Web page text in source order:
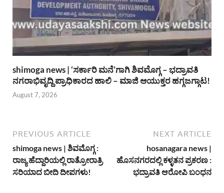
shimoga news | ‘ಸರ್ಕಾರಿ ಮನೆ’ಗಾಗಿ ಶಿವಮೊಗ್ಗ – ಭದ್ರಾವತಿ
ನಗರಾಭಿವೃದ್ದಿ ಪ್ರಾಧಿಕಾರದ ಹಾಲಿ – ಮಾಜಿ ಆಯುಕ್ತರ ಹಗ್ಗಜಗ್ಗಾಟ!
August 7, 2026
PREVIOUS ARTICLE
shimoga news | ಶಿವಮೊಗ್ಗ :
ರಾಜ್ಯ ಹೆದ್ದಾರಿಯಲ್ಲಿ ರಾತ್ರೋರಾತ್ರಿ
ಸರಿಯಾದ ಬೀದಿ ದೀಪಗಳು!
NEXT ARTICLE
hosanagara news |
ಹೊಸನಗರದಲ್ಲಿ ಕಳ್ಳತನ ಪ್ರಕರಣ :
ಭದ್ರಾವತಿ ಆರೋಪಿ ಬಂಧನ